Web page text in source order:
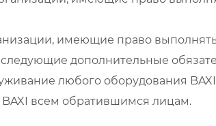
имеющие право
дополнительные
любого оборудования
BAXI всем обратившимся лицам.